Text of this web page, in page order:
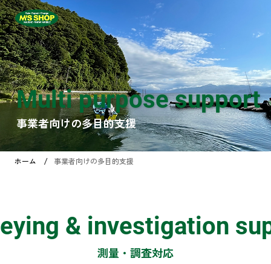
株式会社エムズショップ
ホーム / 事業者向けの多目的支援
& investigation
測量・調査対応
Multi purpose support
事業者向けの多目的支援